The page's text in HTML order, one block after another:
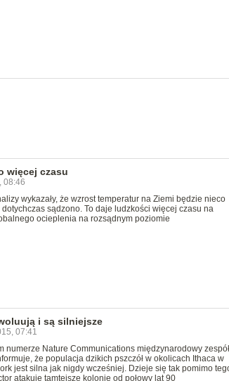
więcej czasu
08:46
wykazały, że wzrost temperatur na Ziemi będzie nieco
sądzono. To daje ludzkości więcej czasu na
ocieplenia na rozsądnym poziomie
i są silniejsze
07:41
numerze Nature Communications międzynarodowy zespół
że populacja dzikich pszczół w okolicach Ithaca w
jest silna jak nigdy wcześniej. Dzieje się tak pomimo
atakuje tamtejsze kolonie od połowy lat 90